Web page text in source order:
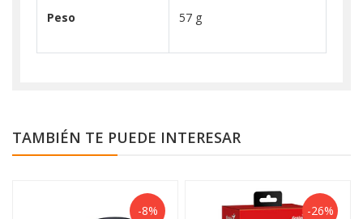
Peso 57 g
TAMBIÉN TE PUEDE INTERESAR
-8% -26%